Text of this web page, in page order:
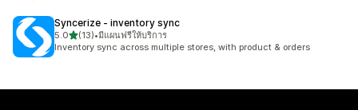
Syncerize ‑ inventory sync
5.0เต็ม 5 ดาว
(13)
ทั้งหมด 13 รีวิว
•มีแผนฟรีให้บริการ
Inventory sync across multiple stores, with product & orders